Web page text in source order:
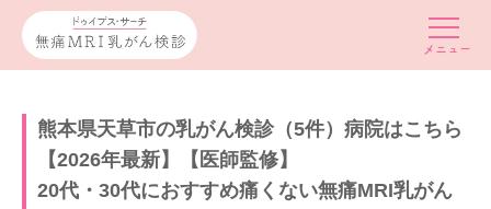
熊本県天草市の乳がん検診（5件）病院はこちら
【2026年最新】【医師監修】
20代・30代におすすめ痛くない無痛MRI乳がん